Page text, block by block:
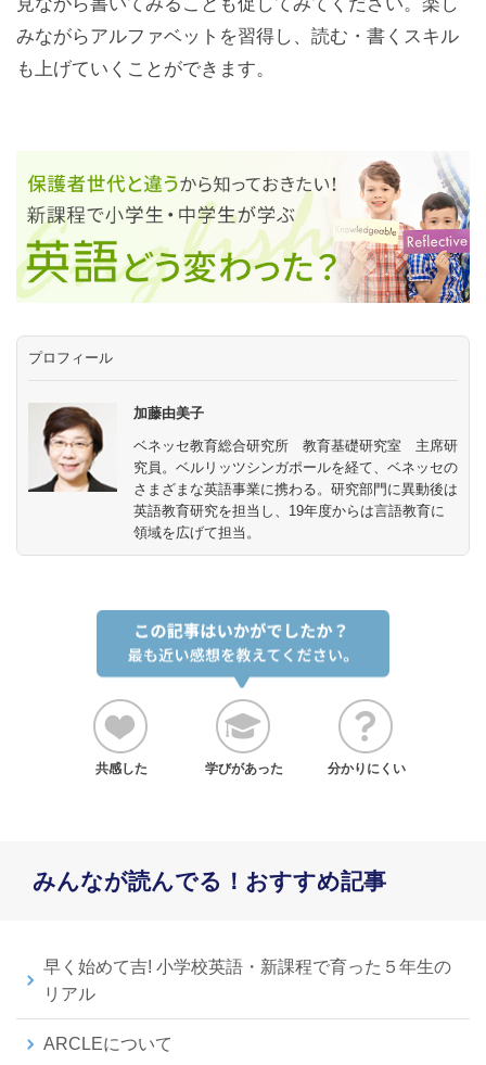
みながらアルファベットを習得し、読む・書くスキル
も上げていくことができます。
プロフィール
加藤由美子
ベネッセ教育総合研究所 教育基礎研究室 主席研
究員。ベルリッツシンガポールを経て、ベネッセの
さまざまな英語事業に携わる。研究部門に異動後は
英語教育研究を担当し、19年度からは言語教育に
領域を広げて担当。
共感した 学びがあった 分かりにくい
みんなが読んでる！おすすめ記事
早く始めて吉! 小学校英語・新課程で育った５年生の
リアル
ARCLEについて